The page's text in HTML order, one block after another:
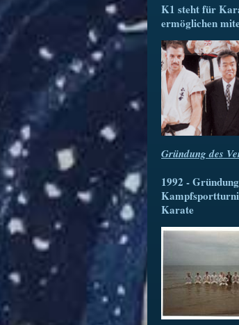
K1 steht für
ermöglichen
Gründung des
1992 -
Karate